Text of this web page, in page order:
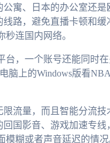
寓、日本的办公室还是
路，避免直播卡顿和缓
连国内网络。
台，一个账号还能同时在
脑上的Windows版看
限流量，而且智能分流技
国影音、游戏加速专线
糊或者声音延迟的情况